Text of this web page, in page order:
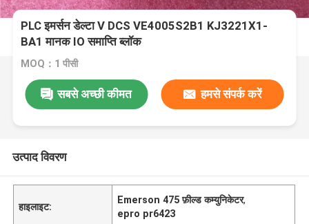
PLC इमर्सन डेल्टा V DCS VE4005S2B1 KJ3221X1-
BA1 मानक IO समाप्ति ब्लॉक
MOQ：1 पीसी
सबसे अच्छी कीमत हमसे संपर्क करें
उत्पाद विवरण
हाइलाइट:
Emerson 475 फ़ील्ड कम्युनिकेटर,
epro pr6423